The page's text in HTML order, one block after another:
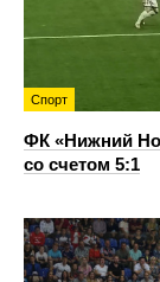
Спорт
ФК «Нижний
со счетом 5:1